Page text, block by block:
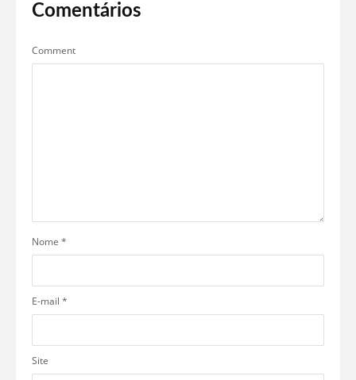
Comentários
Comment
Nome *
E-mail *
Site